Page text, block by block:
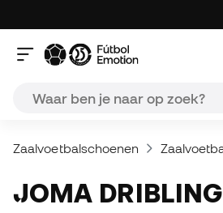
Zaalvoetbalschoenen
JOMA DRIBLING